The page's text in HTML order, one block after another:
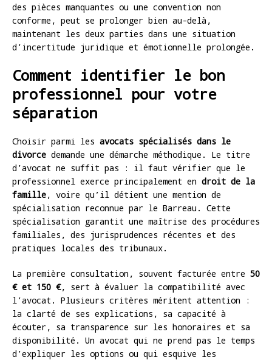
des pièces manquantes ou une convention non
conforme, peut se prolonger bien au-delà,
maintenant les deux parties dans une situation
d’incertitude juridique et émotionnelle prolongée.
Comment identifier le bon
professionnel pour votre
séparation
Choisir parmi les avocats spécialisés dans le
divorce demande une démarche méthodique. Le titre
d’avocat ne suffit pas : il faut vérifier que le
professionnel exerce principalement en droit de la
famille, voire qu’il détient une mention de
spécialisation reconnue par le Barreau. Cette
spécialisation garantit une maîtrise des procédures
familiales, des jurisprudences récentes et des
pratiques locales des tribunaux.
La première consultation, souvent facturée entre 50
€ et 150 €, sert à évaluer la compatibilité avec
l’avocat. Plusieurs critères méritent attention :
la clarté de ses explications, sa capacité à
écouter, sa transparence sur les honoraires et sa
disponibilité. Un avocat qui ne prend pas le temps
d’expliquer les options ou qui esquive les